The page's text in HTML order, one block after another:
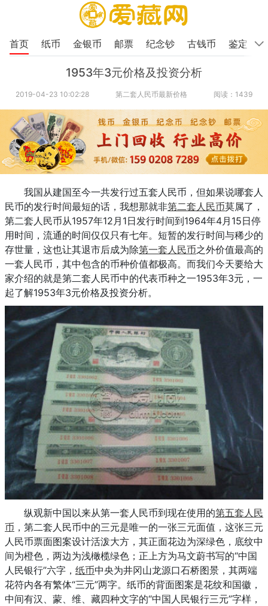
首页 纸币 金银币 邮票 纪念钞 古钱币 鉴定
1953年3元价格及投资分析
2019-04-23 10:02:28 第二套人民币最新价格 阅读：1439
我国从建国至今一共发行过五套人民币，但如果说哪套人
民币的发行时间最短的话，我想那就非第二套人民币莫属了，
第二套人民币从1957年12月1日发行时间到1964年4月15日停
用时间，流通的时间仅仅只有七年。短暂的发行时间与稀少的
存世量，这也让其退市后成为除第一套人民币之外价值最高的
一套人民币，其中包含的币种价值都极高。而我们今天要给大
家介绍的就是第二套人民币中的代表币种之一1953年3元，一
起了解1953年3元价格及投资分析。
纵观新中国以来从第一套人民币到现在使用的第五套人民
币 ，第二套人民币中的三元是唯一的一张三元面值，这张三元
人民币票面图案设计活泼大方，其正面花边为深绿色，底纹中
间为橙色，两边为浅橄榄绿色；正上方为马文蔚书写的“中国
人民银行”六字， 纸币中央为井冈山龙源口石桥图景，其两端
花符内各有繁体“三元”两字。纸币的背面图案是花纹和国徽，
中间有汉、蒙、维、藏四种文字的“中国人民银行三元”字样，